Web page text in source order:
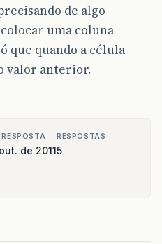
de algo
uma coluna
que quando a célula
valor anterior.
de 2011
RESPOSTAS
5